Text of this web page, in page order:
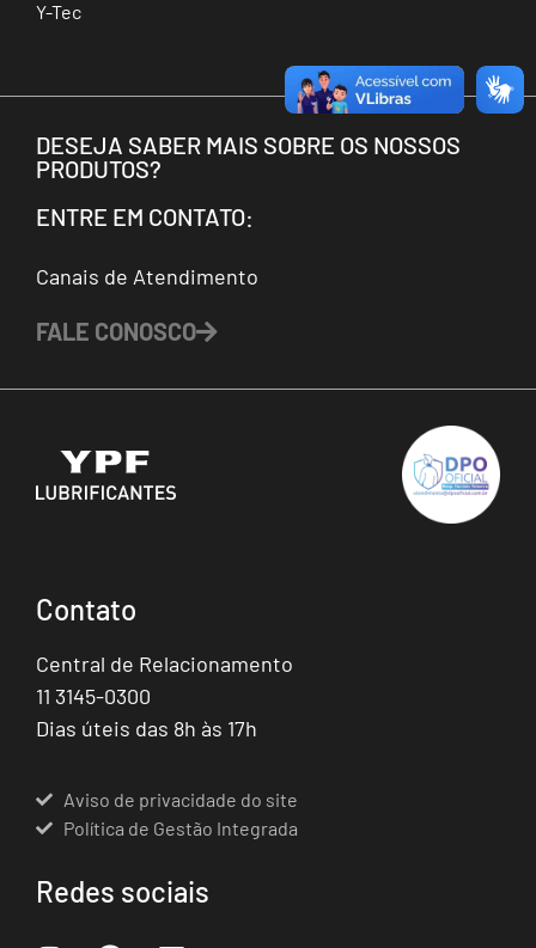
Y-Tec
DESEJA SABER MAIS SOBRE OS NOSSOS
PRODUTOS?
ENTRE EM CONTATO:
Canais de Atendimento
FALE CONOSCO
Contato
Central de Relacionamento
11 3145-0300
Dias úteis das 8h às 17h
Aviso de privacidade do site
Política de Gestão Integrada
Redes sociais